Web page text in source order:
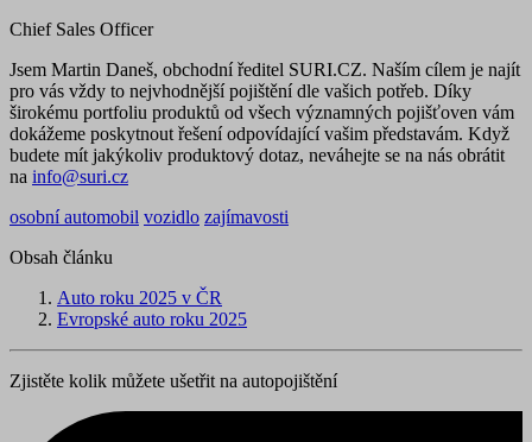
Chief Sales Officer
Jsem Martin Daneš, obchodní ředitel SURI.CZ. Naším cílem je najít
pro vás vždy to nejvhodnější pojištění dle vašich potřeb. Díky
širokému portfoliu produktů od všech významných pojišťoven vám
dokážeme poskytnout řešení odpovídající vašim představám. Když
budete mít jakýkoliv produktový dotaz, neváhejte se na nás obrátit
na info@suri.cz
osobní automobil vozidlo zajímavosti
Obsah článku
Auto roku 2025 v ČR
Evropské auto roku 2025
Zjistěte kolik můžete ušetřit na autopojištění